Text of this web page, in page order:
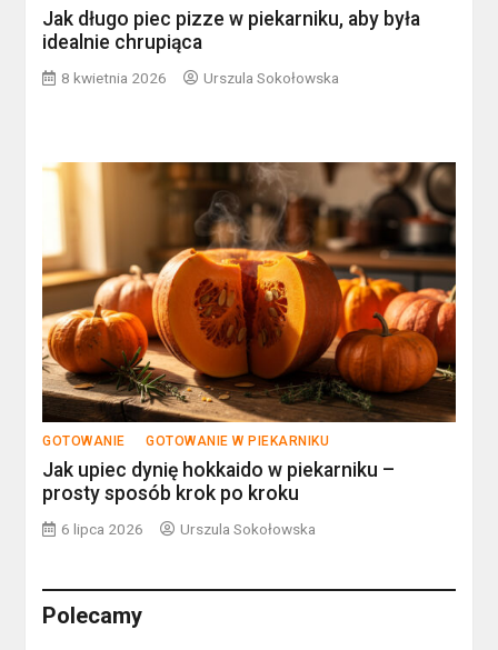
Jak długo piec pizze w piekarniku, aby była
idealnie chrupiąca
8 kwietnia 2026 Urszula Sokołowska
GOTOWANIE GOTOWANIE W PIEKARNIKU
Jak upiec dynię hokkaido w piekarniku –
prosty sposób krok po kroku
6 lipca 2026 Urszula Sokołowska
Polecamy